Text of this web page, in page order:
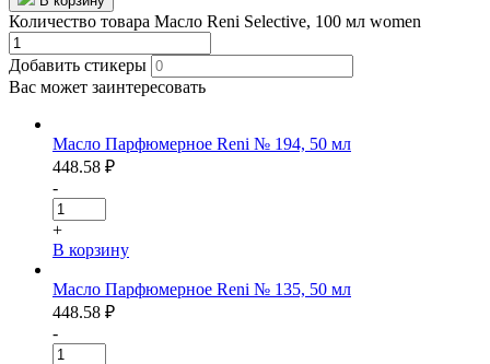
Количество товара Масло Reni Selective, 100 мл women
Добавить стикеры
Вас может заинтересовать
Масло Парфюмерное Reni № 194, 50 мл
448.58 ₽
-
+
В корзину
Масло Парфюмерное Reni № 135, 50 мл
448.58 ₽
-